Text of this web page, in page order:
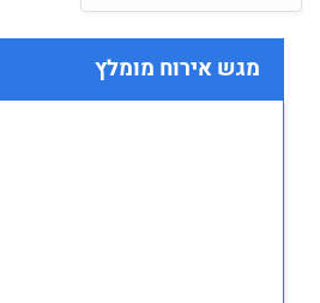
מגש אירוח מומלץ